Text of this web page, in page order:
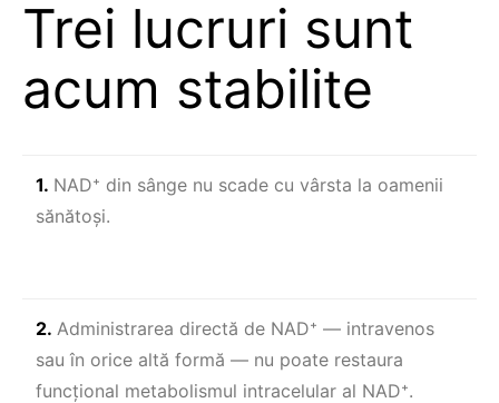
Trei lucruri sunt
acum stabilite
1. NAD⁺ din sânge nu scade cu vârsta la oamenii
sănătoşi.
2. Administrarea directă de NAD⁺ — intravenos
sau în orice altă formă — nu poate restaura
funcțional metabolismul intracelular al NAD⁺.